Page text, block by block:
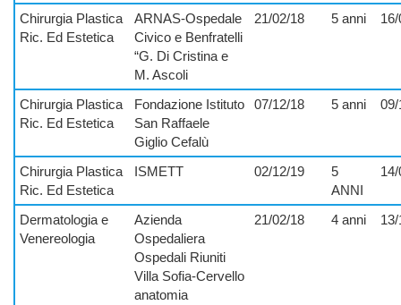
Chirurgia Plastica
Ric. Ed Estetica
ARNAS-Ospedale
Civico e Benfratelli
“G. Di Cristina e
M. Ascoli
21/02/18 5 anni
Chirurgia Plastica
Ric. Ed Estetica
Fondazione Istituto
San Raffaele
Giglio Cefalù
07/12/18 5 anni 09/
Chirurgia Plastica
Ric. Ed Estetica
ISMETT 02/12/19
5
ANNI
Dermatologia e
Venereologia
Azienda
Ospedaliera
Ospedali Riuniti
Villa Sofia-Cervello
anatomia
21/02/18 4 anni